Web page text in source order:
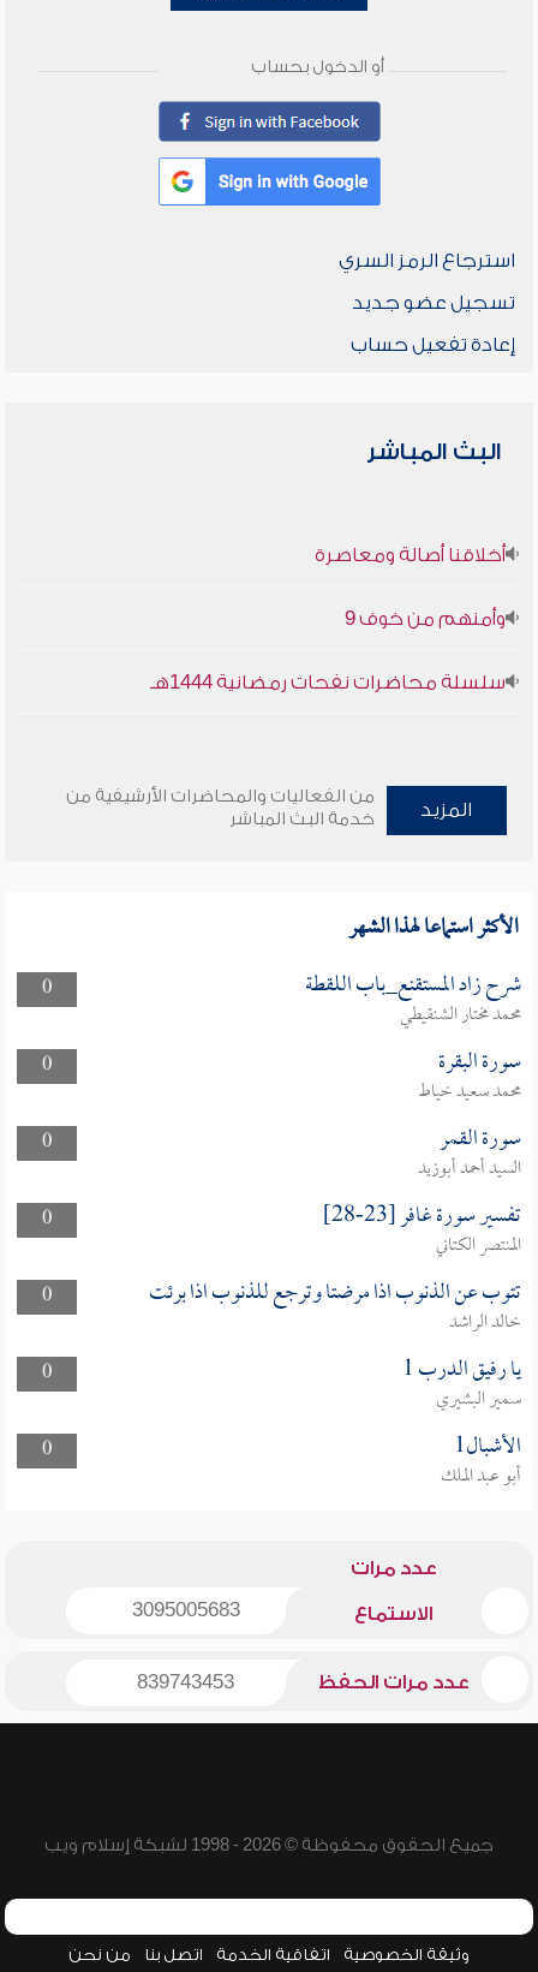
أو الدخول بحساب
استرجاع الرمز السري
تسجيل عضو جديد
إعادة تفعيل حساب
البث المباشر
أخلاقنا أصالة ومعاصرة
وأمنهم من خوف 9
سلسلة محاضرات نفحات رمضانية 1444هـ
المزيد
من الفعاليات والمحاضرات الأرشيفية من
خدمة البث المباشر
الأكثر استماعا لهذا الشهر
0 شرح زاد المستقنع_باب اللقطة
محمد مختار الشنقيطي
0
سورة البقرة
محمد سعيد خياط
0
سورة القمر
السيد أحمد أبوزيد
0
تفسير سورة غافر [23-28]
المنتصر الكتاني
0
تتوب عن الذنوب اذا مرضتا وترجع للذنوب اذا برئت
خالد الراشد
0
يا رفيق الدرب 1
سمير البشيري
0
الأشبال1
أبو عبد الملك
عدد مرات
الاستماع 3095005683
عدد مرات الحفظ 839743453
جميع الحقوق محفوظة © 2026 - 1998 لشبكة إسلام ويب
وثيقة الخصوصية اتفاقية الخدمة اتصل بنا من نحن